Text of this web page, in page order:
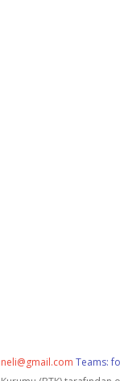
Teams: